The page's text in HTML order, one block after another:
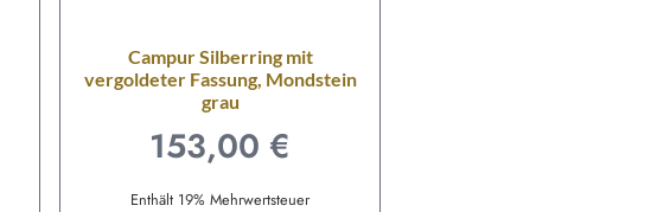
Campur Silberring mit
vergoldeter Fassung, Mondstein
grau
153,00 €
Enthält 19% Mehrwertsteuer